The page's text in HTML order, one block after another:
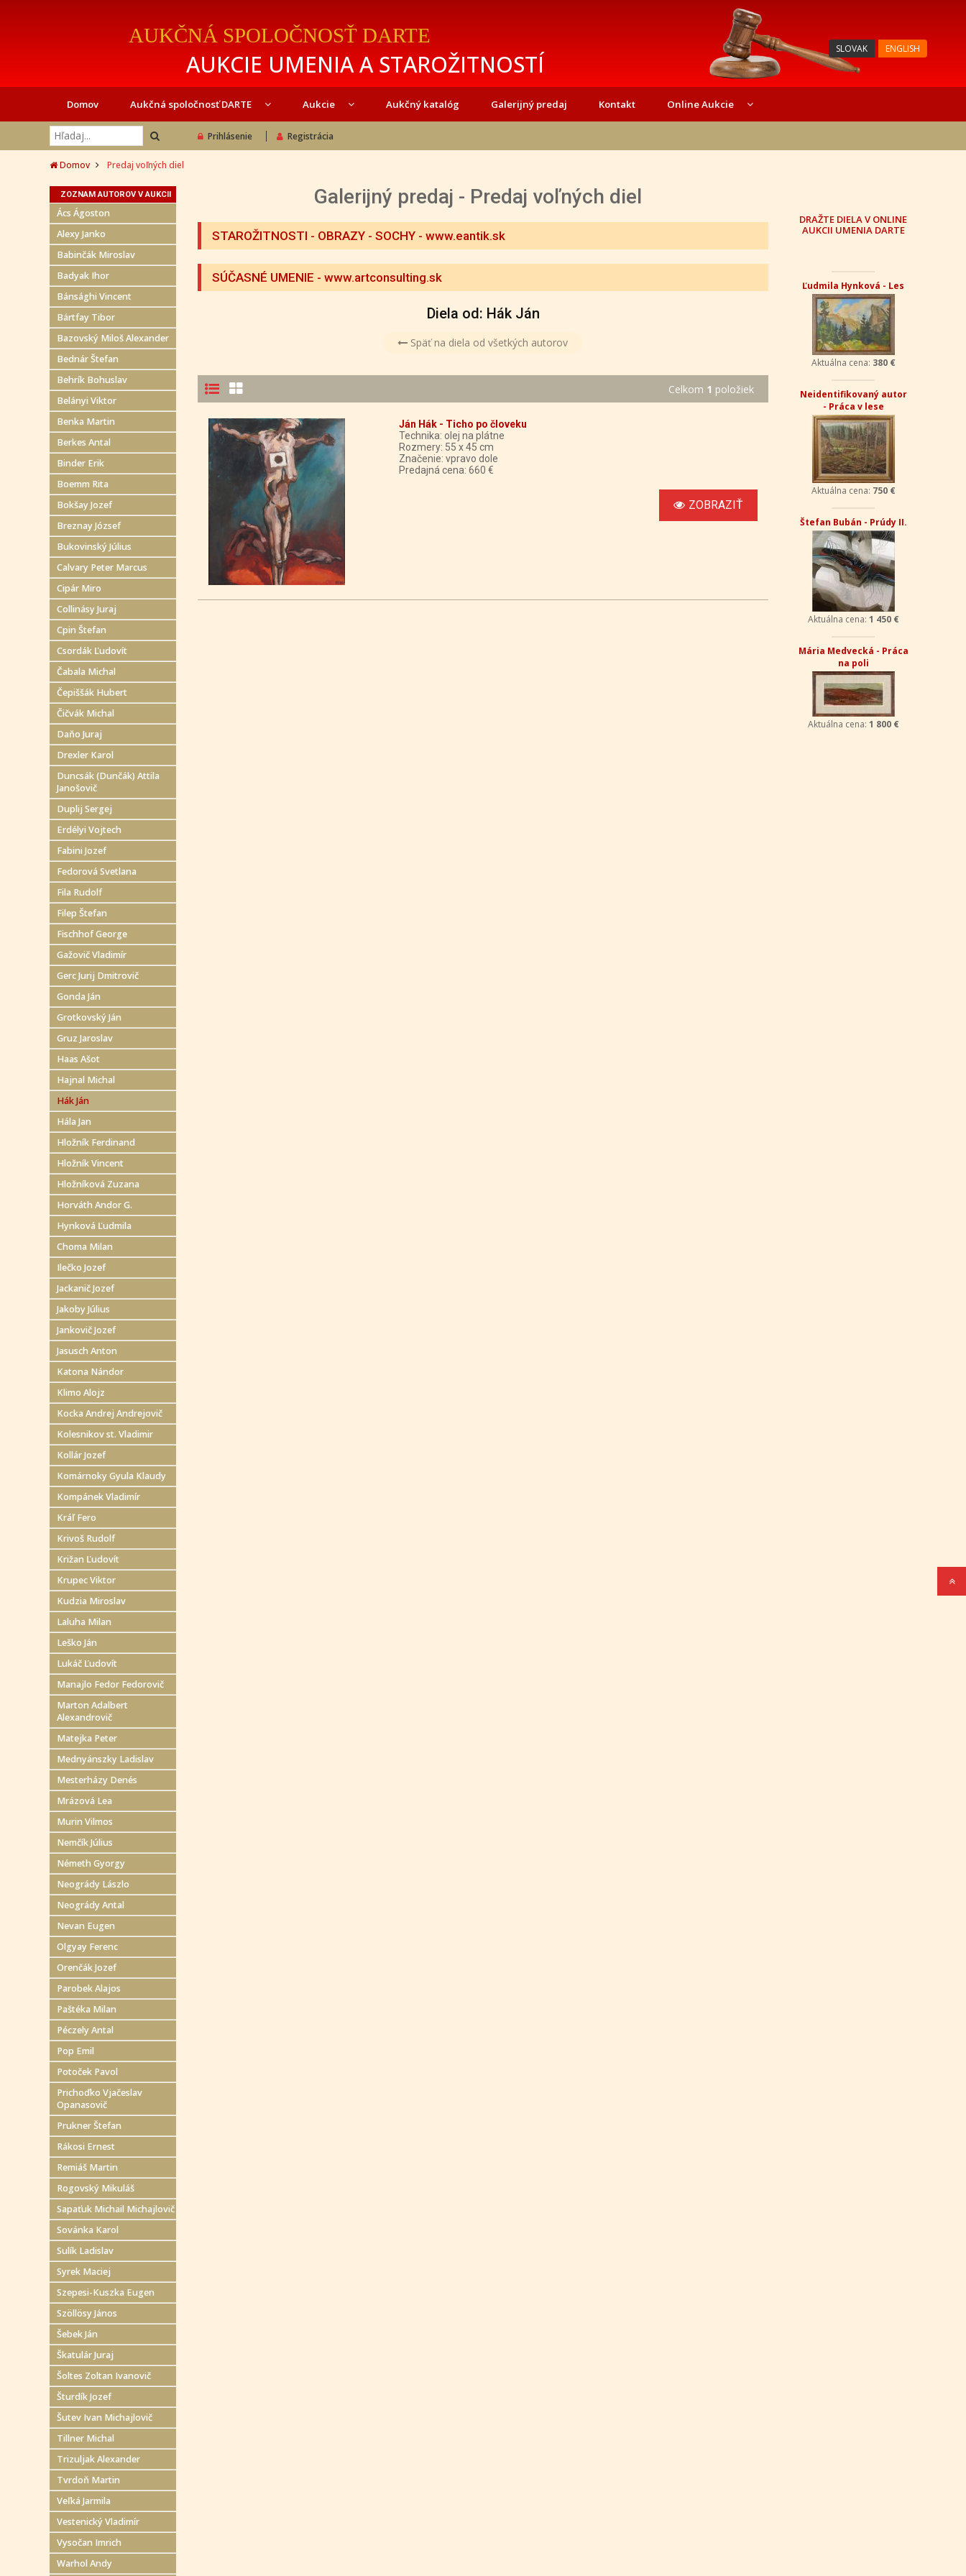
AUKČNÁ SPOLOČNOSŤ DARTE
AUKCIE UMENIA A STAROŽITNOSTÍ
SLOVAK ENGLISH
Domov Aukčná spoločnosť DARTE Aukcie Aukčný katalóg Galerijný predaj Kontakt Online Aukcie
Prihlásenie Registrácia
Domov Predaj voľných diel
ZOZNAM AUTOROV V AUKCII
Ács Ágoston
Alexy Janko
Babinčák Miroslav
Badyak Ihor
Bánsághi Vincent
Bártfay Tibor
Bazovský Miloš Alexander
Bednár Štefan
Behrík Bohuslav
Belányi Viktor
Benka Martin
Berkes Antal
Binder Erik
Boemm Rita
Bokšay Jozef
Breznay József
Bukovinský Július
Calvary Peter Marcus
Cipár Miro
Collinásy Juraj
Cpin Štefan
Csordák Ľudovít
Čabala Michal
Čepiššák Hubert
Čičvák Michal
Daňo Juraj
Drexler Karol
Duncsák (Dunčák) Attila
Janošovič
Duplij Sergej
Erdélyi Vojtech
Fabini Jozef
Fedorová Svetlana
Fila Rudolf
Filep Štefan
Fischhof George
Gažovič Vladimír
Gerc Jurij Dmitrovič
Gonda Ján
Grotkovský Ján
Gruz Jaroslav
Haas Ašot
Hajnal Michal
Hák Ján
Hála Jan
Hložník Ferdinand
Hložník Vincent
Hložníková Zuzana
Horváth Andor G.
Hynková Ľudmila
Choma Milan
Ilečko Jozef
Jackanič Jozef
Jakoby Július
Jankovič Jozef
Jasusch Anton
Katona Nándor
Klimo Alojz
Kocka Andrej Andrejovič
Kolesnikov st. Vladimir
Kollár Jozef
Komárnoky Gyula Klaudy
Kompánek Vladimír
Kráľ Fero
Krivoš Rudolf
Križan Ľudovít
Krupec Viktor
Kudzia Miroslav
Laluha Milan
Leško Ján
Lukáč Ľudovít
Manajlo Fedor Fedorovič
Marton Adalbert
Alexandrovič
Matejka Peter
Mednyánszky Ladislav
Mesterházy Denés
Mrázová Lea
Murin Vilmos
Nemčík Július
Németh Gyorgy
Neogrády Lászlo
Neogrády Antal
Nevan Eugen
Olgyay Ferenc
Orenčák Jozef
Parobek Alajos
Paštéka Milan
Péczely Antal
Pop Emil
Potoček Pavol
Prichoďko Vjačeslav
Opanasovič
Prukner Štefan
Rákosi Ernest
Remiáš Martin
Rogovský Mikuláš
Sapaťuk Michail Michajlovič
Sovánka Karol
Sulík Ladislav
Syrek Maciej
Szepesi-Kuszka Eugen
Szöllösy János
Šebek Ján
Škatulár Juraj
Šoltes Zoltan Ivanovič
Šturdík Jozef
Šutev Ivan Michajlovič
Tillner Michal
Trizuljak Alexander
Tvrdoň Martin
Veľká Jarmila
Vestenický Vladimír
Vysočan Imrich
Warhol Andy
Galerijný predaj - Predaj voľných diel
STAROŽITNOSTI - OBRAZY - SOCHY- www.eantik.sk
SÚČASNÉ UMENIE - www.artconsulting.sk
Diela od: Hák Ján
Späť na diela od všetkých autorov
Celkom 1 položiek
Ján Hák - Ticho po človeku
Technika: olej na plátne
Rozmery: 55 x 45 cm
Značenie: vpravo dole
Predajná cena: 660 €
ZOBRAZIŤ
DRAŽTE DIELA V ONLINE
AUKCII UMENIA DARTE
Ľudmila Hynková - Les
Aktuálna cena: 380 €
Neidentifikovaný autor
- Práca v lese
Aktuálna cena: 750 €
Štefan Bubán - Prúdy II.
Aktuálna cena: 1 450 €
Mária Medvecká - Práca
na poli
Aktuálna cena: 1 800 €